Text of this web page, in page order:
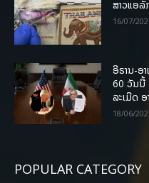
ສາວແອລັ
16/07/
ອີຣານ-ອ
60 ວັນນີ້
ລະເມີດ
18/06/
POPULAR CATEGORY